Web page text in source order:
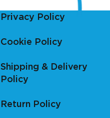
Privacy Policy
Cookie Policy
Shipping & Delivery
Policy
Return Policy